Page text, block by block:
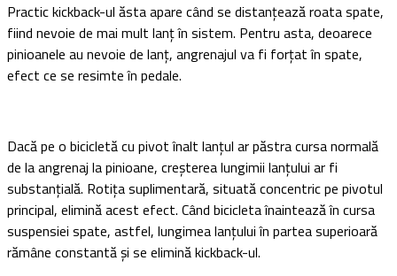
Practic kickback-ul ăsta apare când se distanțează roata spate,
fiind nevoie de mai mult lanț în sistem. Pentru asta, deoarece
pinioanele au nevoie de lanț, angrenajul va fi forțat în spate,
efect ce se resimte în pedale.
Dacă pe o bicicletă cu pivot înalt lanțul ar păstra cursa normală
de la angrenaj la pinioane, creșterea lungimii lanțului ar fi
substanțială. Rotița suplimentară, situată concentric pe pivotul
principal, elimină acest efect. Când bicicleta înaintează în cursa
suspensiei spate, astfel, lungimea lanțului în partea superioară
rămâne constantă și se elimină kickback-ul.